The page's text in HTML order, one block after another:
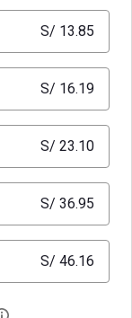
S/ 13.85
S/ 16.19
S/ 23.10
S/ 36.95
S/ 46.16